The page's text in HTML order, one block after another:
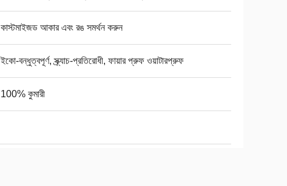
কাস্টমাইজড আকার এবং রঙ সমর্থন করুন
ইকো-বন্ধুত্বপূর্ণ, স্ক্র্যাচ-প্রতিরোধী, ফায়ার প্রুফ ওয়াটারপ্রুফ
100% কুমারী